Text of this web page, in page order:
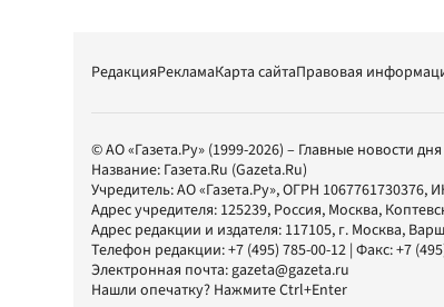
РедакцияРекламаКарта сайтаПравовая
© АО «Газета.Ру» (1999-2026) – Главные новости дня
Название: Газета.Ru (Gazeta.Ru)
Учредитель:АО «Газета.Ру», ОГРН 1067761730376,
Адрес учредителя: 125239, Россия, Москва,
Адрес редакции и издателя: 117105, г. Москва,
Телефон редакции:+7 (495) 785-00-12 | Факс:+7
Электронная почта:gazeta@gazeta.ru
Нашли опечатку? Нажмите Ctrl+Enter